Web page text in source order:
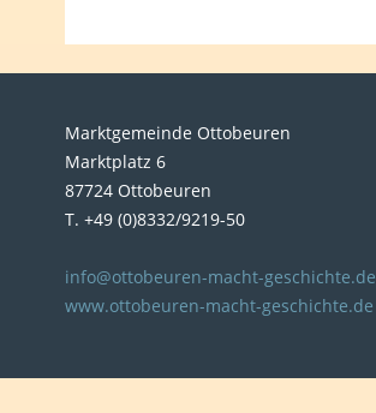
Marktgemeinde Ottobeuren
Marktplatz 6
87724 Ottobeuren
T. +49 (0)8332/9219-50
info@ottobeuren-macht-geschichte.de
www.ottobeuren-macht-geschichte.de